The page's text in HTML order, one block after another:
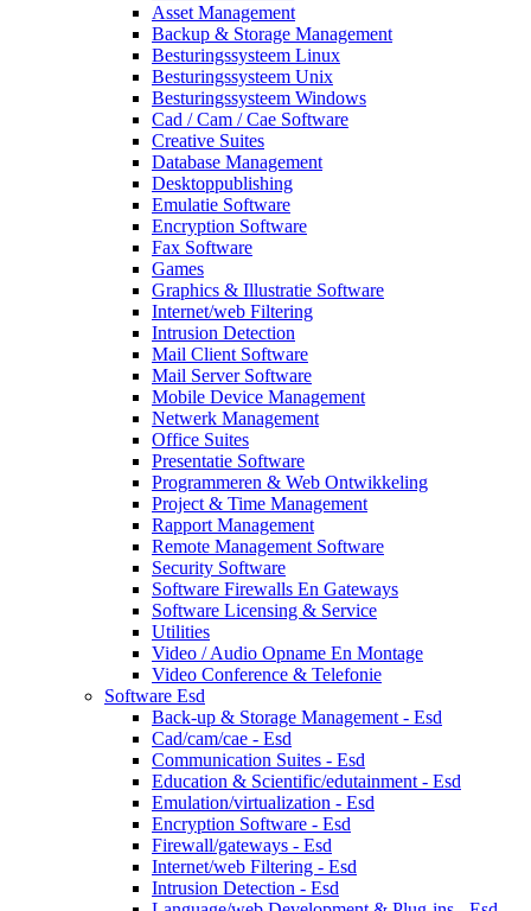
Asset Management
Backup & Storage Management
Besturingssysteem Linux
Besturingssysteem Unix
Besturingssysteem Windows
Cad / Cam / Cae Software
Creative Suites
Database Management
Desktoppublishing
Emulatie Software
Encryption Software
Fax Software
Games
Graphics & Illustratie Software
Internet/web Filtering
Intrusion Detection
Mail Client Software
Mail Server Software
Mobile Device Management
Netwerk Management
Office Suites
Presentatie Software
Programmeren & Web Ontwikkeling
Project & Time Management
Rapport Management
Remote Management Software
Security Software
Software Firewalls En Gateways
Software Licensing & Service
Utilities
Video / Audio Opname En Montage
Video Conference & Telefonie
Software Esd
Back-up & Storage Management - Esd
Cad/cam/cae - Esd
Communication Suites - Esd
Education & Scientific/edutainment - Esd
Emulation/virtualization - Esd
Encryption Software - Esd
Firewall/gateways - Esd
Internet/web Filtering - Esd
Intrusion Detection - Esd